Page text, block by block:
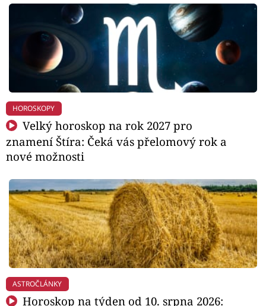
HOROSKOPY
Velký horoskop na rok 2027 pro
znamení Štíra: Čeká vás přelomový rok a
nové možnosti
ASTROČLÁNKY
Horoskop na týden od 10. srpna 2026: